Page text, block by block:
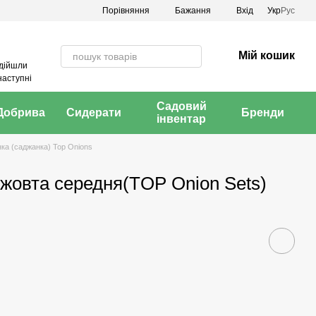
Порівняння Бажання Вхід УкрРус
Мій кошик
Сидерати
Садовий
інвентар
Бренди
(саджанка) Top Onions
середня(TOP Onion Sets)